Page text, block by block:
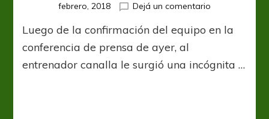
febrero, 2018
Dejá un comentario
pata
chaqueño
Luego de la confirmación del equipo en la
conferencia de prensa de ayer, al
entrenador canalla le surgió una incógnita …